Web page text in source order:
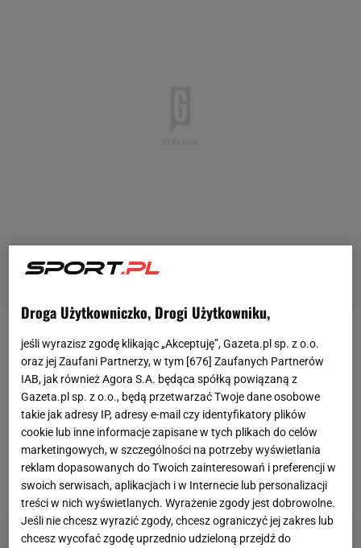
- Poszedłem spać dość wcześnie, a grupa dzieci na
korytarzu w pobliżu mojego pokoju uznała, że muszą
ciągle pukać moich do drzwi. Po kilku takich razach
skończyłem z tym. Nie poprosiłem zbyt ładnie, żeby
przestały. Doszło do małego incydentu. Potem
wezwano policję i mnie zabrano – wyznał już przed
sądem 27-letni kolarz.
Droga Użytkowniczko, Drogi Użytkowniku,
jeśli wyrazisz zgodę klikając „Akceptuję”, Gazeta.pl sp. z o.o.
oraz jej Zaufani Partnerzy, w tym [676] Zaufanych Partnerów
IAB, jak również Agora S.A. będąca spółką powiązaną z
Gazeta.pl sp. z o.o., będą przetwarzać Twoje dane osobowe
takie jak adresy IP, adresy e-mail czy identyfikatory plików
cookie lub inne informacje zapisane w tych plikach do celów
marketingowych, w szczególności na potrzeby wyświetlania
reklam dopasowanych do Twoich zainteresowań i preferencji w
swoich serwisach, aplikacjach i w Internecie lub personalizacji
treści w nich wyświetlanych. Wyrażenie zgody jest dobrowolne.
Jeśli nie chcesz wyrazić zgody, chcesz ograniczyć jej zakres lub
chcesz wycofać zgodę uprzednio udzieloną przejdź do